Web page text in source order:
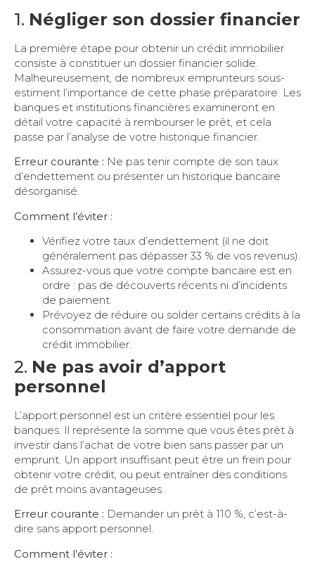
1. Négliger son dossier financier
La première étape pour obtenir un crédit immobilier
consiste à constituer un dossier financier solide.
Malheureusement, de nombreux emprunteurs sous-
estiment l’importance de cette phase préparatoire. Les
banques et institutions financières examineront en
détail votre capacité à rembourser le prêt, et cela
passe par l’analyse de votre historique financier.
Erreur courante : Ne pas tenir compte de son taux
d’endettement ou présenter un historique bancaire
désorganisé.
Comment l’éviter :
Vérifiez votre taux d’endettement (il ne doit
généralement pas dépasser 33 % de vos revenus).
Assurez-vous que votre compte bancaire est en
ordre : pas de découverts récents ni d’incidents
de paiement.
Prévoyez de réduire ou solder certains crédits à la
consommation avant de faire votre demande de
crédit immobilier.
2. Ne pas avoir d’apport
personnel
L’apport personnel est un critère essentiel pour les
banques. Il représente la somme que vous êtes prêt à
investir dans l’achat de votre bien sans passer par un
emprunt. Un apport insuffisant peut être un frein pour
obtenir votre crédit, ou peut entraîner des conditions
de prêt moins avantageuses.
Erreur courante : Demander un prêt à 110 %, c’est-à-
dire sans apport personnel.
Comment l’éviter :